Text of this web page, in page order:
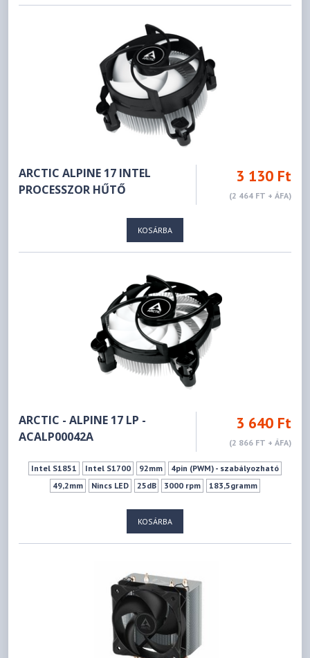
ARCTIC ALPINE 17 INTEL
PROCESSZOR HŰTŐ
3 130 Ft
(2 464 FT + ÁFA)
KOSÁRBA
ARCTIC - ALPINE 17 LP -
ACALP00042A
3 640 Ft
(2 866 FT + ÁFA)
Intel S1851 Intel S1700 92mm
4pin (PWM) - szabályozható
49,2mm
Nincs LED 25dB 3000 rpm 183,5gramm
KOSÁRBA